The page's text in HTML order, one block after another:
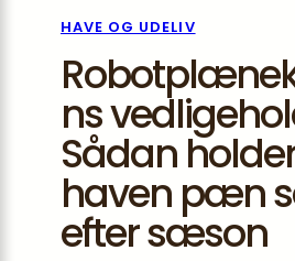
HAVE OG UDELIV
ns
Sådan
haven pæn
efter sæson